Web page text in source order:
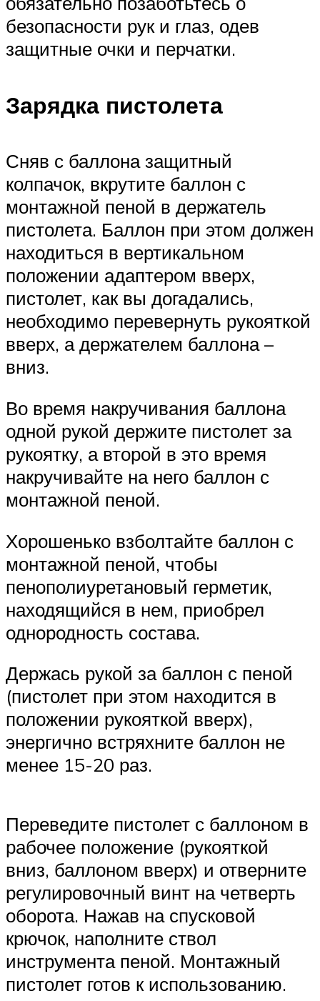
безопасности рук и глаз, одев
защитные очки и перчатки.
Зарядка пистолета
Сняв с баллона защитный
колпачок, вкрутите баллон с
монтажной пеной в держатель
пистолета. Баллон при этом должен
находиться в вертикальном
положении адаптером вверх,
пистолет, как вы догадались,
необходимо перевернуть рукояткой
вверх, а держателем баллона –
вниз.
Во время накручивания баллона
одной рукой держите пистолет за
рукоятку, а второй в это время
накручивайте на него баллон с
монтажной пеной.
Хорошенько взболтайте баллон с
монтажной пеной, чтобы
пенополиуретановый герметик,
находящийся в нем, приобрел
однородность состава.
Держась рукой за баллон с пеной
(пистолет при этом находится в
положении рукояткой вверх),
энергично встряхните баллон не
менее 15-20 раз.
Переведите пистолет с баллоном в
рабочее положение (рукояткой
вниз, баллоном вверх) и отверните
регулировочный винт на четверть
оборота. Нажав на спусковой
крючок, наполните ствол
инструмента пеной. Монтажный
пистолет готов к использованию.